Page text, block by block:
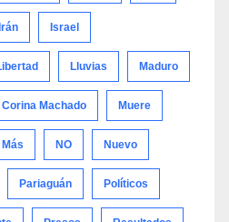
Israel
Lluvias Maduro
Machado Muere
Más NO Nuevo
Pariaguán Políticos